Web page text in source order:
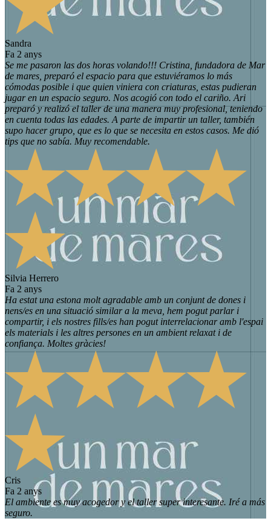
Sandra
fa 2 anys
Se me pasaron las dos horas volando!!! Cristina, fundadora de Mar
de mares, preparó el espacio para que estuviéramos lo más
cómodas posible i que quien viniera con criaturas, estas pudieran
jugar en un espacio seguro. Nos acogió con todo el cariño. Ari
preparó y realizó el taller de una manera muy profesional, teniendo
en cuenta todas las edades. A parte de impartir un taller, también
supo hacer grupo, que es lo que se necesita en estos casos. Me dió
tips que no sabía. Muy recomendable.
Silvia Herrero
fa 2 anys
Ha estat una estona molt agradable amb un conjunt de dones i
nens/es en una situació similar a la meva, hem pogut parlar i
compartir, i els nostres fills/es han pogut interrelacionar amb l'espai
els materials i les altres persones en un ambient relaxat i de
confiança. Moltes gràcies!
Cris
fa 2 anys
El ambiente es muy acogedor y el taller super interesante. Iré a más
seguro.